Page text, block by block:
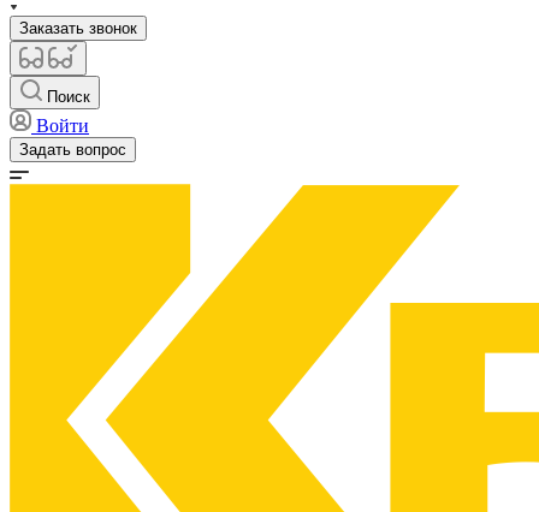
Заказать звонок
Поиск
Войти
Задать вопрос